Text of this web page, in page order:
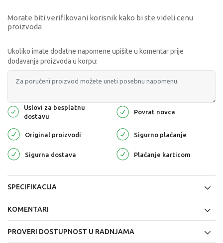
Morate biti verifikovani korisnik kako bi ste videli cenu
proizvoda
Ukoliko imate dodatne napomene upišite u komentar prije
dodavanja proizvoda u korpu:
Uslovi za besplatnu
dostavu
Povrat novca
Original proizvodi Sigurno plaćanje
Sigurna dostava Plaćanje karticom
SPECIFIKACIJA
KOMENTARI
PROVERI DOSTUPNOST U RADNJAMA